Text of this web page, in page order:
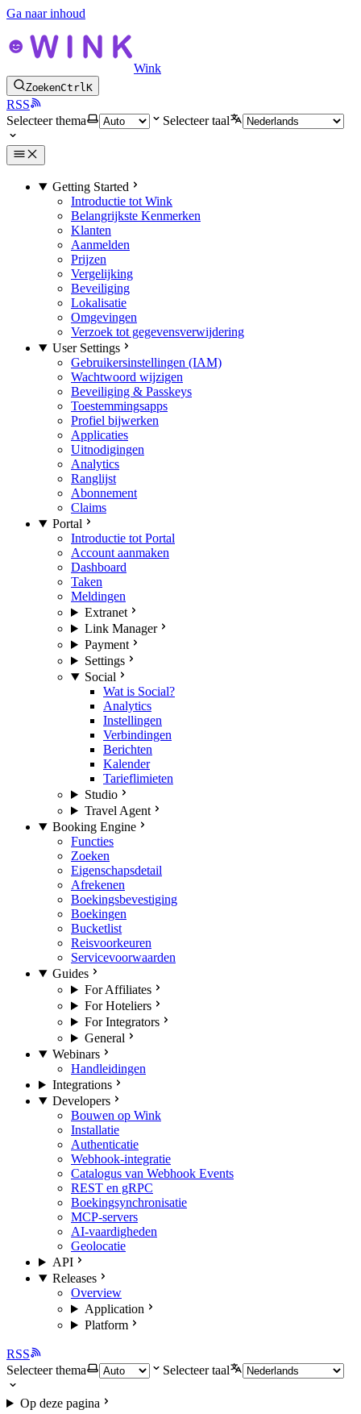
Ga naar inhoud
Wink
ZoekenCtrlK
RSS
Selecteer thema
Selecteer taal
Getting Started
Introductie tot Wink
Belangrijkste Kenmerken
Klanten
Aanmelden
Prijzen
Vergelijking
Beveiliging
Lokalisatie
Omgevingen
Verzoek tot gegevensverwijdering
User Settings
Gebruikersinstellingen (IAM)
Wachtwoord wijzigen
Beveiliging & Passkeys
Toestemmingsapps
Profiel bijwerken
Applicaties
Uitnodigingen
Analytics
Ranglijst
Abonnement
Claims
Portal
Introductie tot Portal
Account aanmaken
Dashboard
Taken
Meldingen
Extranet
Link Manager
Payment
Settings
Social
Wat is Social?
Analytics
Instellingen
Verbindingen
Berichten
Kalender
Tarieflimieten
Studio
Travel Agent
Booking Engine
Functies
Zoeken
Eigenschapsdetail
Afrekenen
Boekingsbevestiging
Boekingen
Bucketlist
Reisvoorkeuren
Servicevoorwaarden
Guides
For Affiliates
For Hoteliers
For Integrators
General
Webinars
Handleidingen
Integrations
Developers
Bouwen op Wink
Installatie
Authenticatie
Webhook-integratie
Catalogus van Webhook Events
REST en gRPC
Boekingsynchronisatie
MCP-servers
AI-vaardigheden
Geolocatie
API
Releases
Overview
Application
Platform
RSS
Selecteer thema
Selecteer taal
Op deze pagina